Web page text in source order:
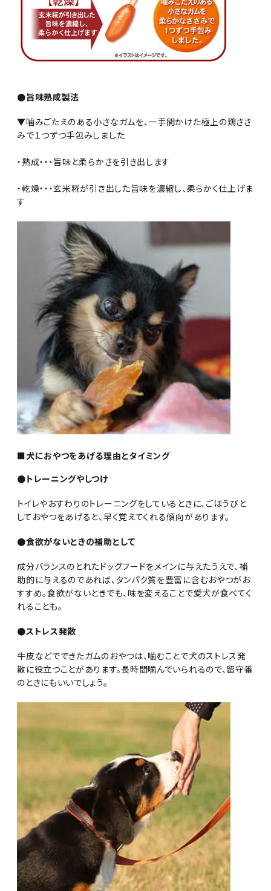
●旨味熟成製法
▼噛みごたえのある小さなガムを、一手間かけた極上の鶏ささ
みで１つずつ手包みしました
・熟成・・・旨味と柔らかさを引き出します
・乾燥・・・玄米糀が引き出した旨味を濃縮し、柔らかく仕上げま
す
■犬におやつをあげる理由とタイミング
●トレーニングやしつけ
トイレやおすわりのトレーニングをしているときに、ごほうびと
しておやつをあげると、早く覚えてくれる傾向があります。
●食欲がないときの補助として
成分バランスのとれたドッグフードをメインに与えたうえで、補
助的に与えるのであれば、タンパク質を豊富に含むおやつがお
すすめ。食欲がないときでも、味を変えることで愛犬が食べてく
れることも。
●ストレス発散
牛皮などでできたガムのおやつは、噛むことで犬のストレス発
散に役立つことがあります。長時間噛んでいられるので、留守番
のときにもいいでしょう。